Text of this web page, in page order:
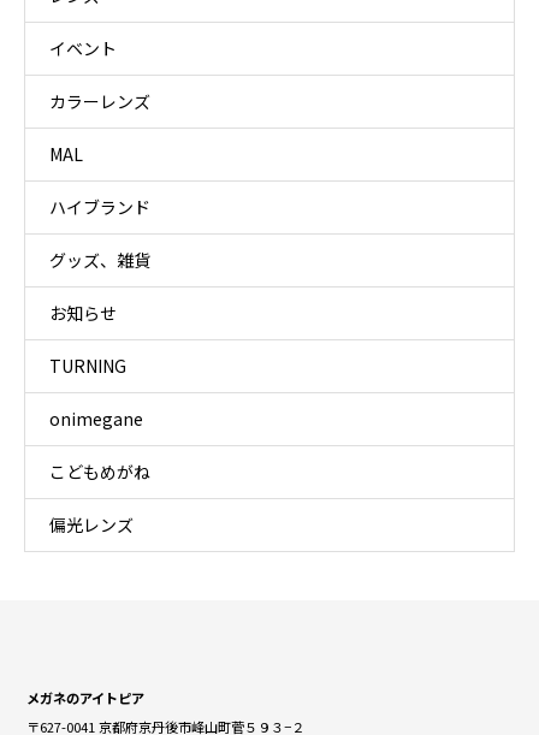
イベント
カラーレンズ
MAL
ハイブランド
グッズ、雑貨
お知らせ
TURNING
onimegane
こどもめがね
偏光レンズ
メガネのアイトピア
〒627-0041 京都府京丹後市峰山町菅５９３−２